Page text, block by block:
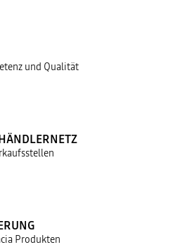
und Qualität
Produkten